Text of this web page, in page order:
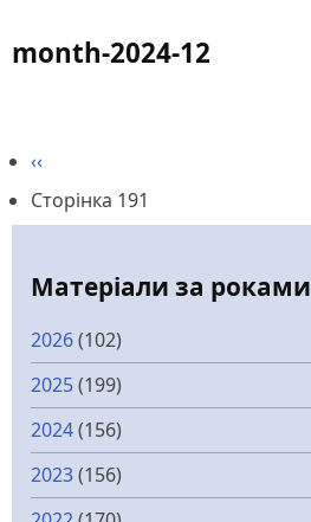
month-2024-12
на
Попередня
сторінка
‹‹
Сторінка 191
Матеріали за роками
2026(102)
2025(199)
2024(156)
2023(156)